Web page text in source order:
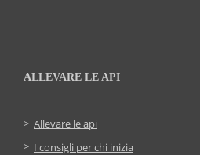
ALLEVARE LE API
Allevare le api
I consigli per chi inizia